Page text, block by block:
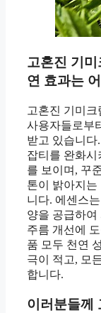
고혼진 기
연 효과는
고혼진 기미
사용자들로부
받고 있습니
잡티를 완화
를 보이며, 꾸
톤이 밝아지는
니다. 에센스
양을 공급하여
주름 개선에
품 모두 천연
극이 적고, 모
합니다.
이러분들께